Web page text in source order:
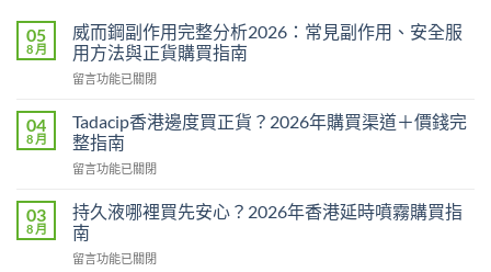
05
8 月
威而鋼副作用完整分析2026：常見副作用、安全服
用方法與正貨購買指南
在
而
鋼
副
作
完
整
分
析
留言功能已關閉
04
8 月
Tadacip香港邊度買正貨？2026年購買渠道＋價錢完
整指南
在
香
港
邊
度
留言功能已關閉
03
8 月
持久液哪裡買先安心？2026年香港延時噴霧購買指
南
在
留言功能已關閉